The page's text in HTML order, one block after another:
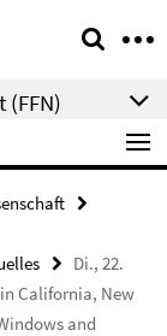
Di., 22.
California, New
and